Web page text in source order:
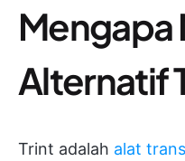
Mengapa
Alternatif
Trint adalah alat